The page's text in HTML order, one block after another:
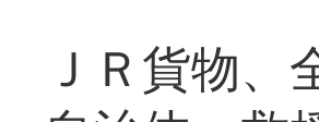
ＪＲ貨物